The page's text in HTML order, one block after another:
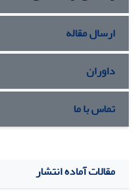
ارسال مقاله
داوران
تماس با ما
مقالات آماده انتشار